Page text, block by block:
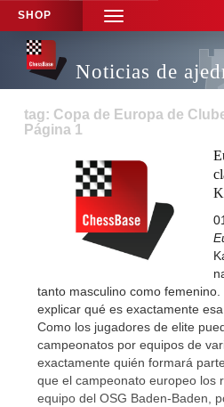
SHOP
TOGGLE
NAVIGATION
Noticias de
tag: Copa de Europa de
Página 1
tanto masculino como
explicar qué es exactamente
Como los jugadores de elite
campeonatos por equipos de
exactamente quién formará
que el campeonato europeo los
equipo del OSG Baden-Baden,